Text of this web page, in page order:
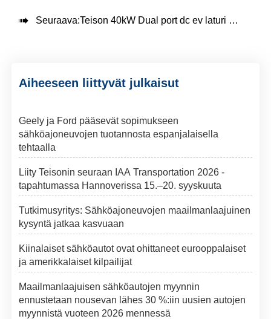
 Seuraava:Teison 40kW Dual port dc ev laturi Etelä-Amerikassa, 2025
Aiheeseen liittyvät julkaisut
Geely ja Ford pääsevät sopimukseen
sähköajoneuvojen tuotannosta espanjalaisella
tehtaalla
Liity Teisonin seuraan IAA Transportation 2026 -
tapahtumassa Hannoverissa 15.–20. syyskuuta
Tutkimusyritys: Sähköajoneuvojen maailmanlaajuinen
kysyntä jatkaa kasvuaan
Kiinalaiset sähköautot ovat ohittaneet eurooppalaiset
ja amerikkalaiset kilpailijat
Maailmanlaajuisen sähköautojen myynnin
ennustetaan nousevan lähes 30 %:iin uusien autojen
myynnistä vuoteen 2026 mennessä